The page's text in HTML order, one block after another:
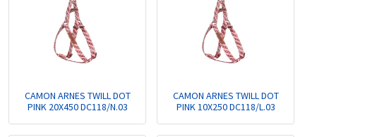
CAMON ARNES TWILL DOT
PINK 20X450 DC118/N.03
CAMON ARNES TWILL DOT
PINK 10X250 DC118/L.03